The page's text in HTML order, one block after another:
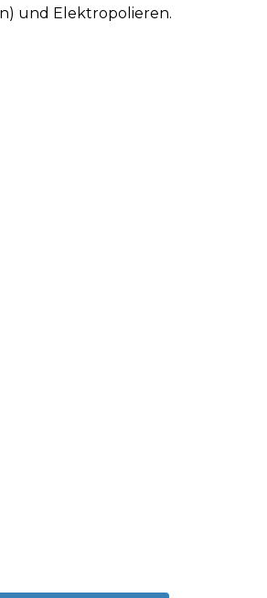
und Elektropolieren.